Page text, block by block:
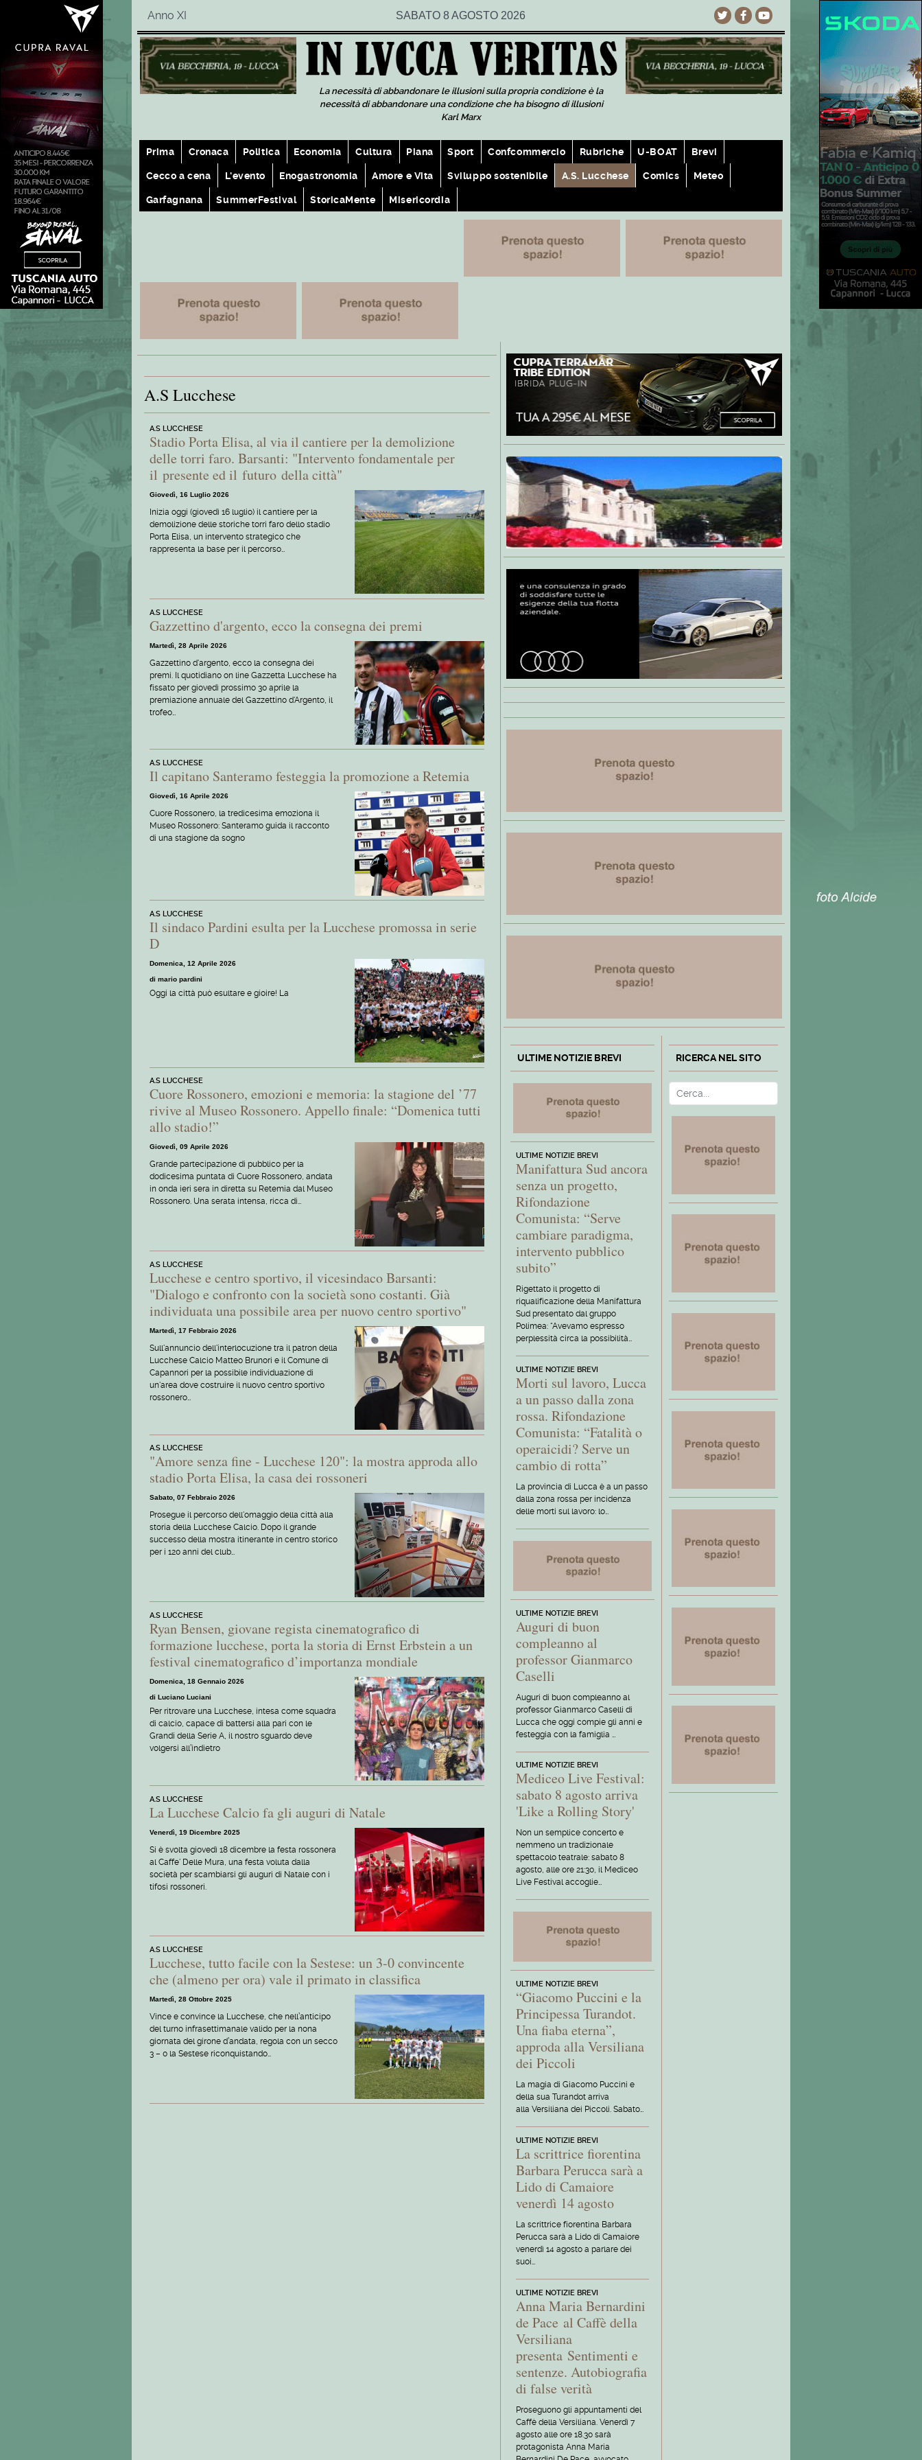
Anno XI SABATO 8 AGOSTO 2026
La necessità di abbandonare le illusioni sulla propria condizione è la
necessità di abbandonare una condizione che ha bisogno di illusioni
Karl Marx
Prima Cronaca Politica Economia Cultura Piana Sport Confcommercio Rubriche U-BOAT Brevi
Cecco a cena L'evento Enogastronomia Amore e Vita Sviluppo sostenibile A.S. Lucchese Comics Meteo
Garfagnana SummerFestival StoricaMente Misericordia
A.S Lucchese
A.S LUCCHESE
Stadio Porta Elisa, al via il cantiere per la demolizione
delle torri faro. Barsanti: "Intervento fondamentale per
il presente ed il futuro della città"
Giovedì, 16 Luglio 2026
Inizia oggi (giovedì 16 luglio) il cantiere per la
demolizione delle storiche torri faro dello stadio
Porta Elisa, un intervento strategico che
rappresenta la base per il percorso…
A.S LUCCHESE
Gazzettino d'argento, ecco la consegna dei premi
Martedì, 28 Aprile 2026
Gazzettino d'argento, ecco la consegna dei
premi. Il quotidiano on line Gazzetta Lucchese ha
fissato per giovedì prossimo 30 aprile la
premiazione annuale del Gazzettino d'Argento, il
trofeo…
A.S LUCCHESE
Il capitano Santeramo festeggia la promozione a Retemia
Giovedì, 16 Aprile 2026
Cuore Rossonero, la tredicesima emoziona il
Museo Rossonero: Santeramo guida il racconto
di una stagione da sogno
A.S LUCCHESE
Il sindaco Pardini esulta per la Lucchese promossa in serie
D
Domenica, 12 Aprile 2026
di mario pardini
Oggi la città può esultare e gioire! La
A.S LUCCHESE
Cuore Rossonero, emozioni e memoria: la stagione del ’77
rivive al Museo Rossonero. Appello finale: “Domenica tutti
allo stadio!”
Giovedì, 09 Aprile 2026
Grande partecipazione di pubblico per la
dodicesima puntata di Cuore Rossonero, andata
in onda ieri sera in diretta su Retemia dal Museo
Rossonero. Una serata intensa, ricca di…
A.S LUCCHESE
Lucchese e centro sportivo, il vicesindaco Barsanti:
"Dialogo e confronto con la società sono costanti. Già
individuata una possibile area per nuovo centro sportivo"
Martedì, 17 Febbraio 2026
Sull'annuncio dell'interlocuzione tra il patron della
Lucchese Calcio Matteo Brunori e il Comune di
Capannori per la possibile individuazione di
un'area dove costruire il nuovo centro sportivo
rossonero…
A.S LUCCHESE
"Amore senza fine - Lucchese 120": la mostra approda allo
stadio Porta Elisa, la casa dei rossoneri
Sabato, 07 Febbraio 2026
Prosegue il percorso dell'omaggio della città alla
storia della Lucchese Calcio. Dopo il grande
successo della mostra itinerante in centro storico
per i 120 anni del club…
A.S LUCCHESE
Ryan Bensen, giovane regista cinematografico di
formazione lucchese, porta la storia di Ernst Erbstein a un
festival cinematografico d’importanza mondiale
Domenica, 18 Gennaio 2026
di Luciano Luciani
Per ritrovare una Lucchese, intesa come squadra
di calcio, capace di battersi alla pari con le
Grandi della Serie A, il nostro sguardo deve
volgersi all’indietro
A.S LUCCHESE
La Lucchese Calcio fa gli auguri di Natale
Venerdì, 19 Dicembre 2025
Si è svolta giovedì 18 dicembre la festa rossonera
al Caffe' Delle Mura, una festa voluta dalla
società per scambiarsi gli auguri di Natale con i
tifosi rossoneri.
A.S LUCCHESE
Lucchese, tutto facile con la Sestese: un 3-0 convincente
che (almeno per ora) vale il primato in classifica
Martedì, 28 Ottobre 2025
Vince e convince la Lucchese, che nell’anticipo
del turno infrasettimanale valido per la nona
giornata del girone d’andata, regola con un secco
3 – 0 la Sestese riconquistando…
ULTIME NOTIZIE BREVI
ULTIME NOTIZIE BREVI
Manifattura Sud ancora
senza un progetto,
Rifondazione
Comunista: “Serve
cambiare paradigma,
intervento pubblico
subito”
Rigettato il progetto di
riqualificazione della Manifattura
Sud presentato dal gruppo
Polimea: “Avevamo espresso
perplessità circa la possibilità…
ULTIME NOTIZIE BREVI
Morti sul lavoro, Lucca
a un passo dalla zona
rossa. Rifondazione
Comunista: “Fatalità o
operaicidi? Serve un
cambio di rotta”
La provincia di Lucca è a un passo
dalla zona rossa per incidenza
delle morti sul lavoro: lo…
ULTIME NOTIZIE BREVI
Auguri di buon
compleanno al
professor Gianmarco
Caselli
Auguri di buon compleanno al
professor Gianmarco Caselli di
Lucca che oggi compie gli anni e
festeggia con la famiglia …
ULTIME NOTIZIE BREVI
Mediceo Live Festival:
sabato 8 agosto arriva
'Like a Rolling Story'
Non un semplice concerto e
nemmeno un tradizionale
spettacolo teatrale: sabato 8
agosto, alle ore 21:30, il Mediceo
Live Festival accoglie…
ULTIME NOTIZIE BREVI
“Giacomo Puccini e la
Principessa Turandot.
Una fiaba eterna”,
approda alla Versiliana
dei Piccoli
La magia di Giacomo Puccini e
della sua Turandot arriva
alla Versiliana dei Piccoli. Sabato…
ULTIME NOTIZIE BREVI
La scrittrice fiorentina
Barbara Perucca sarà a
Lido di Camaiore
venerdì 14 agosto
La scrittrice fiorentina Barbara
Perucca sarà a Lido di Camaiore
venerdì 14 agosto a parlare dei
suoi…
ULTIME NOTIZIE BREVI
Anna Maria Bernardini
de Pace al Caffè della
Versiliana
presenta Sentimenti e
sentenze. Autobiografia
di false verità
Proseguono gli appuntamenti del
Caffè della Versiliana. Venerdì 7
agosto alle ore 18.30 sarà
protagonista Anna Maria
RICERCA NEL SITO
Cerca Type 2 or more characters